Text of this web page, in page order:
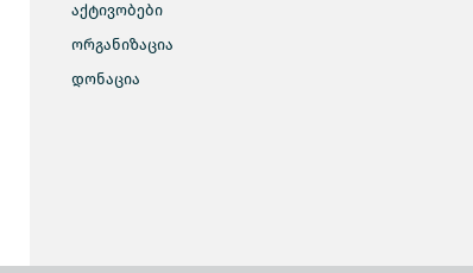
აქტივობები
ორგანიზაცია
დონაცია